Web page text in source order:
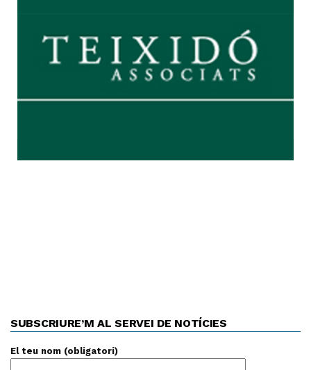
SUBSCRIURE’M AL SERVEI DE NOTÍCIES
El teu nom (obligatori)